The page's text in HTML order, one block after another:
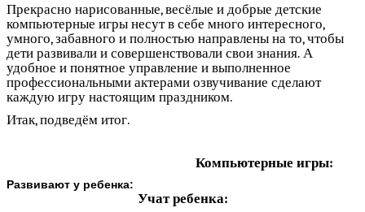
Прекрасно нарисованные, весёлые и добрые детские
компьютерные игры несут в себе много интересного,
умного, забавного и полностью направлены на то, чтобы
дети развивали и совершенствовали свои знания. А
удобное и понятное управление и выполненное
профессиональными актерами озвучивание сделают
каждую игру настоящим праздником.
Итак, подведём итог.
Компьютерные игры:
Развивают у ребенка:
Учат ребенка: